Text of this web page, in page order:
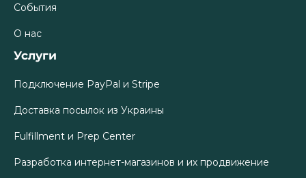
События
О нас
Услуги
Подключение PayPal и Stripe
Доставка посылок из Украины
Fulfillment и Prep Center
Разработка интернет-магазинов и их продвижение